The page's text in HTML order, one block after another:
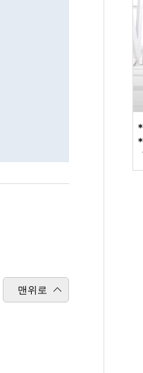
맨위로